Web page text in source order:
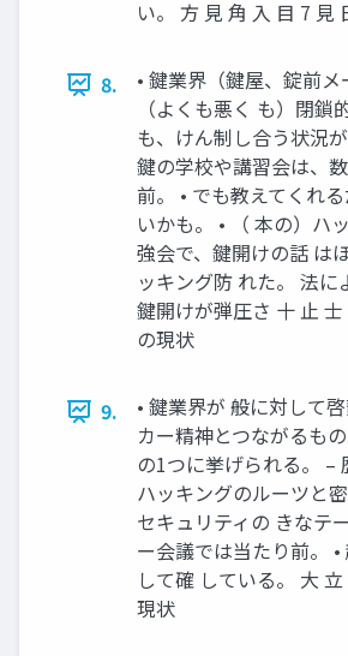
い。 方 見 角 入 目 7
8.
• 鍵業界（鍵屋、錠前
（よくも悪く も）閉鎖
も、けん制し合う状況
鍵の学校や講習会は、
前。 • でも教えてくれ
いかも。 • （ 本の）ハ
強会で、鍵開けの話 は
ッキング防 れた。 法に
鍵開けが弾圧さ 十 止
の現状
9.
• 鍵業界が 般に対して
カー精神とつながるも
の1つに挙げられる。 –
ハッキングのルーツと
セキュリティの きなテ
ー会議では当たり前。 •
して確 している。 大
現状